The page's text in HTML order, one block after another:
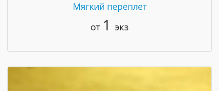
Мягкий переплет
от 1 экз